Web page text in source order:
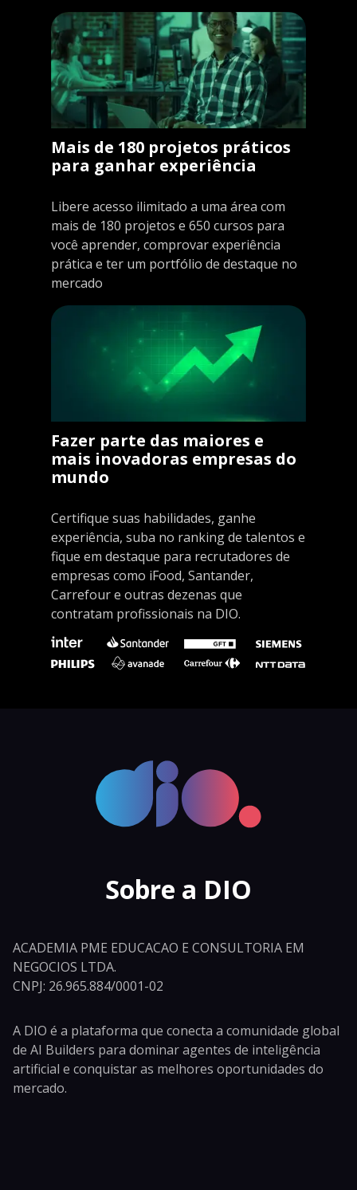
Mais de 180 projetos práticos
para ganhar experiência
Libere acesso ilimitado a uma área com
mais de 180 projetos e 650 cursos para
você aprender, comprovar experiência
prática e ter um portfólio de destaque no
mercado
Fazer parte das maiores e
mais inovadoras empresas do
mundo
Certifique suas habilidades, ganhe
experiência, suba no ranking de talentos e
fique em destaque para recrutadores de
empresas como iFood, Santander,
Carrefour e outras dezenas que
contratam profissionais na DIO.
Sobre a DIO
ACADEMIA PME EDUCACAO E CONSULTORIA EM
NEGOCIOS LTDA.
CNPJ: 26.965.884/0001-02
A DIO é a plataforma que conecta a comunidade global
de AI Builders para dominar agentes de inteligência
artificial e conquistar as melhores oportunidades do
mercado.